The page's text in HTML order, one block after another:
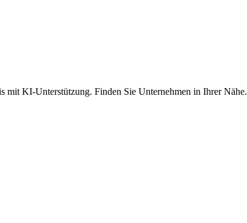
mit KI-Unterstützung. Finden Sie Unternehmen in Ihrer Nähe.